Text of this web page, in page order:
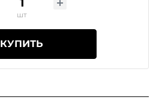
шт
КУПИТЬ